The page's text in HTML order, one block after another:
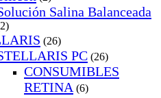
Salina Balanceada
(26)
PC (26)
CONSUMIBLES
RETINA (6)